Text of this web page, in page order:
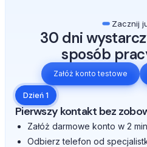
Zacznij
30 dni
sposób
Załóż konto testowe
Dzień 1
Pierwszy kontakt bez
Załóż darmowe konto w 2
Odbierz telefon od